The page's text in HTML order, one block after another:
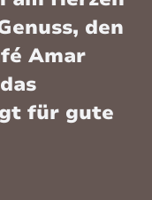
den
Amar
für gute